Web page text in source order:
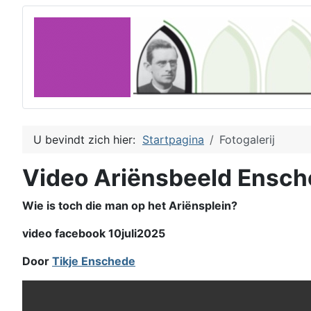
U bevindt zich hier: Startpagina Fotogalerij
Video Ariënsbeeld
Wie is toch die man op het Ariënsplein?
video facebook 10juli2025
Door Tikje Enschede